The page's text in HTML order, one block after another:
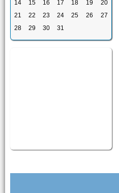
14
15 16 17 18 19
20
21
22 23 24 25 26
27
28
29 30 31